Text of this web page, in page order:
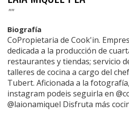
""
Biografía
CoPropietaria de Cook'in.
dedicada a la producción de
restaurantes y tiendas; servicio
talleres de cocina a cargo del
Tubert. Aficionada a la
instagram podeis seguirla en
@laionamiquel Disfruta más